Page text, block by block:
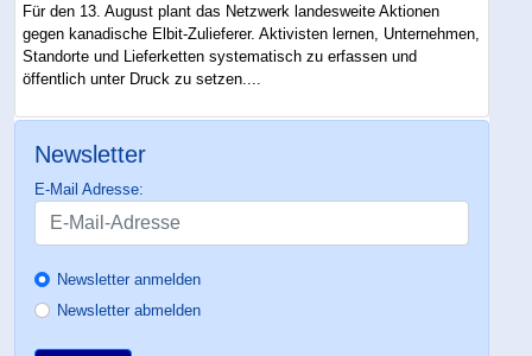
Für den 13. August plant das Netzwerk landesweite Aktionen
gegen kanadische Elbit-Zulieferer. Aktivisten lernen, Unternehmen,
Standorte und Lieferketten systematisch zu erfassen und
öffentlich unter Druck zu setzen....
Newsletter
E-Mail Adresse:
Newsletter anmelden
Newsletter abmelden